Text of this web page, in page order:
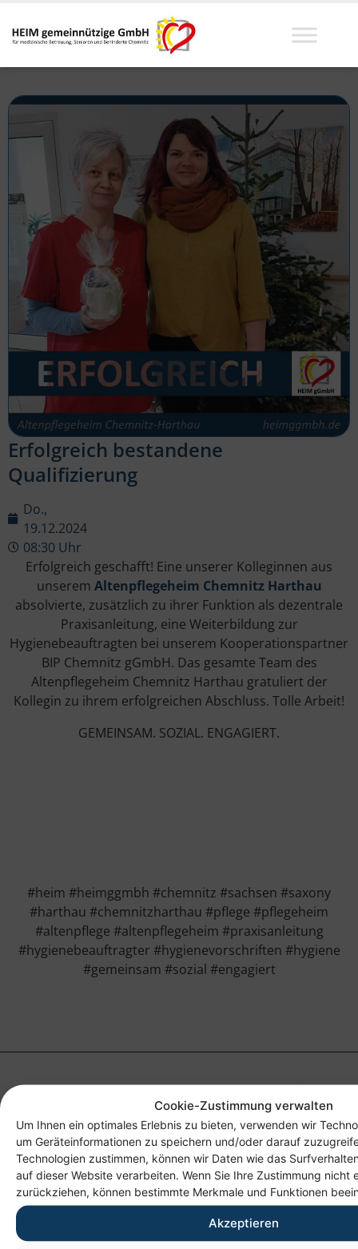
Cookie-Zustimmung verwalten
Um Ihnen ein optimales Erlebnis zu bieten, verwenden wir
um Geräteinformationen zu speichern und/oder darauf
Technologien zustimmen, können wir Daten wie das
auf dieser Website verarbeiten. Wenn Sie Ihre Zustimmung nicht
zurückziehen, können bestimmte Merkmale und Funktionen
Akzeptieren
Erfolgreich bestandene
Qualifizierung
Do.,
19.12.2024
08:30 Uhr
Erfolgreich geschafft! Eine unserer Kolleginnen aus
unserem Altenpflegeheim Chemnitz Harthau
absolvierte, zusätzlich zu ihrer Funktion als dezentrale
Praxisanleitung, eine Weiterbildung zur
Hygienebeauftragten bei unserem Kooperationspartner
BIP Chemnitz gGmbH. Das gesamte Team des
Altenpflegeheim Chemnitz Harthau gratuliert der
Kollegin zu ihrem erfolgreichen Abschluss. Tolle Arbeit!
GEMEINSAM. SOZIAL. ENGAGIERT.
#heim #heimggmbh #chemnitz #sachsen #saxony
#harthau #chemnitzharthau #pflege #pflegeheim
#altenpflege #altenpflegeheim #praxisanleitung
#hygienebeauftragter #hygienevorschriften #hygiene
#gemeinsam #sozial #engagiert
Anschrift
Heim gemeinnützige GmbH
Lichtenauer Weg 1